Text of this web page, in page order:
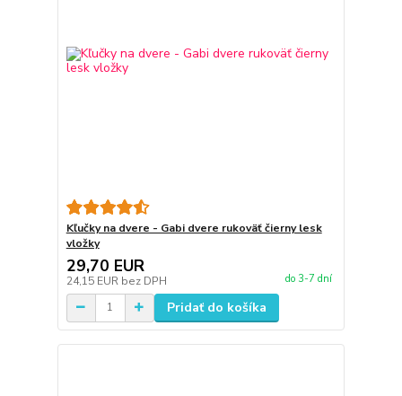
Kľučky na dvere - Gabi dvere rukoväť čierny lesk
vložky
29,70 EUR
24,15 EUR bez DPH do 3-7 dní
Pridať do košíka